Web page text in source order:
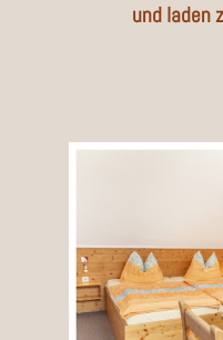
und laden